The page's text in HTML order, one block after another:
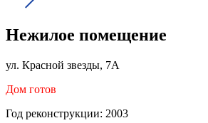
Нежилое помещение
ул. Красной звезды, 7А
Дом готов
Год реконструкции: 2003